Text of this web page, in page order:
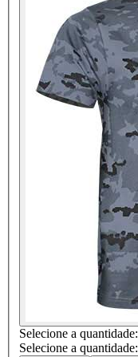
Selecione a quantidade:
Selecione a quantidade: